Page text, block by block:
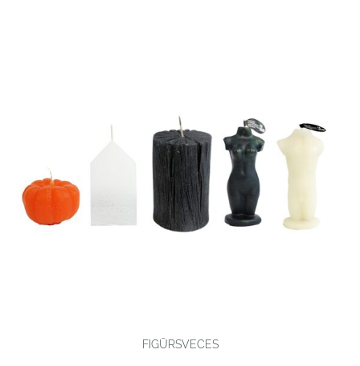
FIGŪRSVECES